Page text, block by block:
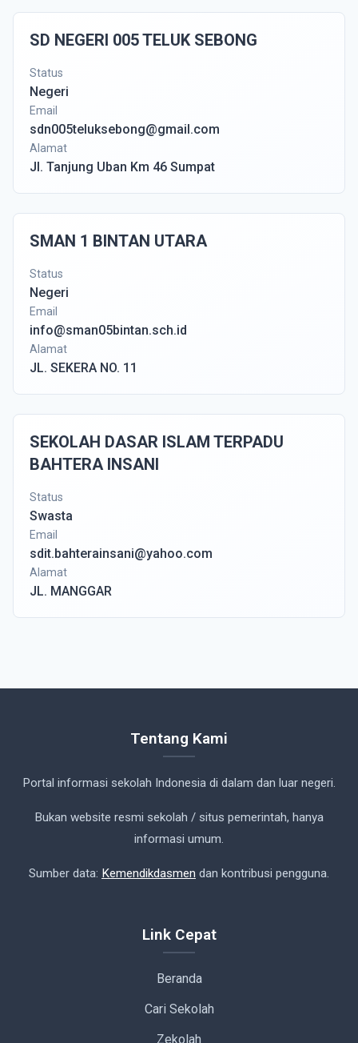
SD NEGERI 005 TELUK SEBONG
Status
Negeri
Email
sdn005teluksebong@gmail.com
Alamat
Jl. Tanjung Uban Km 46 Sumpat
SMAN 1 BINTAN UTARA
Status
Negeri
Email
info@sman05bintan.sch.id
Alamat
JL. SEKERA NO. 11
SEKOLAH DASAR ISLAM TERPADU
BAHTERA INSANI
Status
Swasta
Email
sdit.bahterainsani@yahoo.com
Alamat
JL. MANGGAR
Tentang Kami
Portal informasi sekolah Indonesia di dalam dan luar negeri.
Bukan website resmi sekolah / situs pemerintah, hanya
informasi umum.
Sumber data: Kemendikdasmen dan kontribusi pengguna.
Link Cepat
Beranda
Cari Sekolah
Zekolah